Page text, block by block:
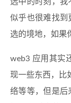
似乎也很难找到
选的境地，如果
web3 应用其实
现一些东西，比
络等等，但是后